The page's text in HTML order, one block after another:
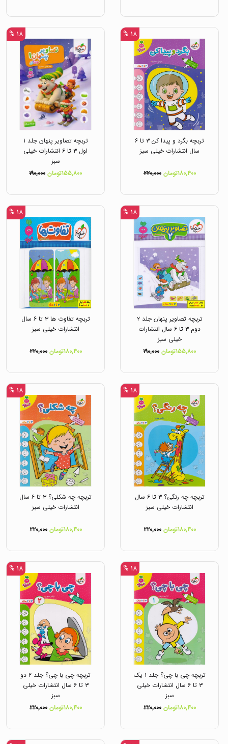
۱۸ %
تربچه بگرد و پیدا کن ۳ تا ۶
سال انتشارات خیلی سبز
۱۸۰,۴۰۰تومان ۲۲۰,۰۰۰
۱۸ %
تربچه تصاویر پنهان جلد ۱
اول ۳ تا ۶ انتشارات خیلی
سبز
۱۵۵,۸۰۰تومان
۱۹۰,۰۰۰
۱۸ %
تربچه تصاویر پنهان جلد ۲
دوم ۳ تا ۶ سال انتشارات
خیلی سبز
۱۵۵,۸۰۰تومان
۱۹۰,۰۰۰
۱۸ %
تربچه تفاوت ها ۳ تا ۶ سال
انتشارات خیلی سبز
۱۸۰,۴۰۰تومان ۲۲۰,۰۰۰
۱۸ %
تربچه چه رنگی؟ ۳ تا ۶ سال
انتشارات خیلی سبز
۱۸۰,۴۰۰تومان ۲۲۰,۰۰۰
۱۸ %
تربچه چه شکلی؟ ۳ تا ۶ سال
انتشارات خیلی سبز
۱۸۰,۴۰۰تومان ۲۲۰,۰۰۰
۱۸ %
تربچه چی با چی؟ جلد ۱ یک
۳ تا ۶ سال انتشارات خیلی
سبز
۱۸۰,۴۰۰تومان
۲۲۰,۰۰۰
۱۸ %
تربچه چی با چی؟ جلد ۲ دو
۳ تا ۶ سال انتشارات خیلی
سبز
۱۸۰,۴۰۰تومان
۲۲۰,۰۰۰